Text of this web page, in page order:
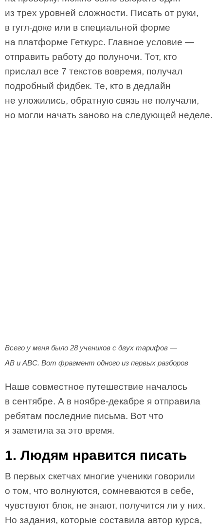
из трех уровней сложности. Писать от руки,
в гугл-доке или в специальной форме
на платформе Геткурс. Главное условие —
отправить работу до полуночи. Тот, кто
прислал все 7 текстов вовремя, получал
подробный фидбек. Те, кто в дедлайн
не уложились, обратную связь не получали,
но могли начать заново на следующей неделе.
Всего у меня было 28 учеников с двух тарифов —
AB и ABC. Вот фрагмент одного из первых разборов
Наше совместное путешествие началось
в сентябре. А в ноябре-декабре я отправила
ребятам последние письма. Вот что
я заметила за это время.
1. Людям нравится писать
В первых скетчах многие ученики говорили
о том, что волнуются, сомневаются в себе,
чувствуют блок, не знают, получится ли у них.
Но задания, которые составила автор курса,